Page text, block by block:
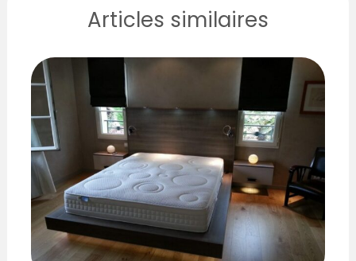
Articles similaires